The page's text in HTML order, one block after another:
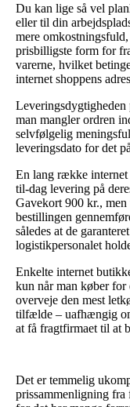
Du kan lige så vel
eller til din
mere
prisbilligste form for
varerne, hvilket
internet shoppens
Leveringsdygtigheden
man mangler ordren
selvfølgelig
leveringsdato for det
En lang række
til-dag levering på
Gavekort 900 kr.,
bestillingen
således at de
logistikpersonalet
Enkelte internet
kun når man køber
overveje den mest
tilfælde – uafhængig
at få fragtfirmaet til at
Det er temmelig
prissammenligning